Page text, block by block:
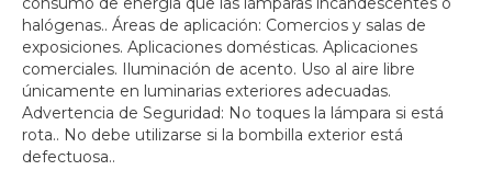
halógenas.. Áreas de aplicación: Comercios y salas de
exposiciones. Aplicaciones domésticas. Aplicaciones
comerciales. Iluminación de acento. Uso al aire libre
únicamente en luminarias exteriores adecuadas.
Advertencia de Seguridad: No toques la lámpara si está
rota.. No debe utilizarse si la bombilla exterior está
defectuosa..